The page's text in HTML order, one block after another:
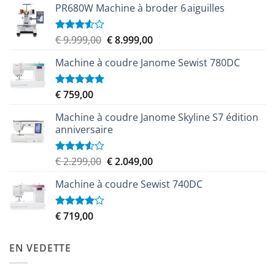
PR680W Machine à broder 6 aiguilles
Note
5
€9.999,00 Le
initial
€8.999,00Le
actuel
Machine à coudre Janome Sewist 780DC
Note5.00
€759,00
Machine à coudre Janome Skyline S7 édition
anniversaire
Note
5
€2.299,00 Le
initial
€2.049,00Le
actuel
Machine à coudre Sewist 740DC
Note
€719,00
EN VEDETTE